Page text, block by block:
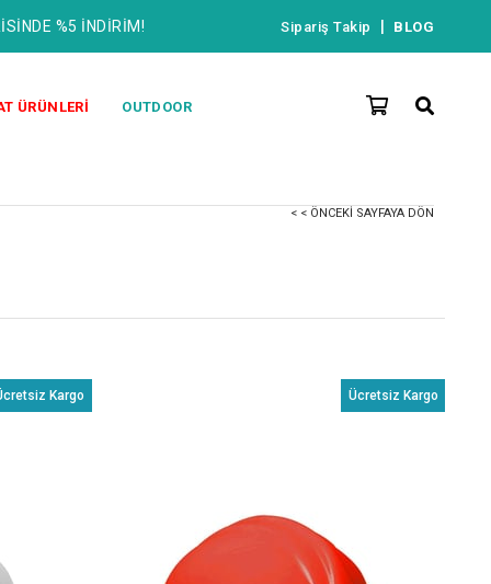
%5 İNDİRİM! Sipariş Takip BLOG
ÜRÜNLERİ OUTDOOR
< < ÖNCEKI SAYFAYA DÖN
Kargo Ücretsiz Kargo